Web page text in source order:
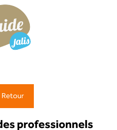
Retour
professionnels